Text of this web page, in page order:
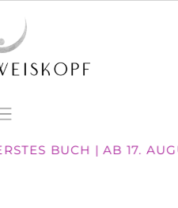
BUCH | AB 17.